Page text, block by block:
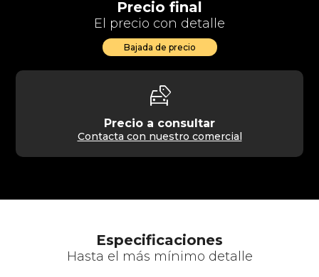
Precio final
El precio con detalle
Bajada de precio
car_tag
Precio a consultar
Contacta con nuestro comercial
Especificaciones
Hasta el más mínimo detalle